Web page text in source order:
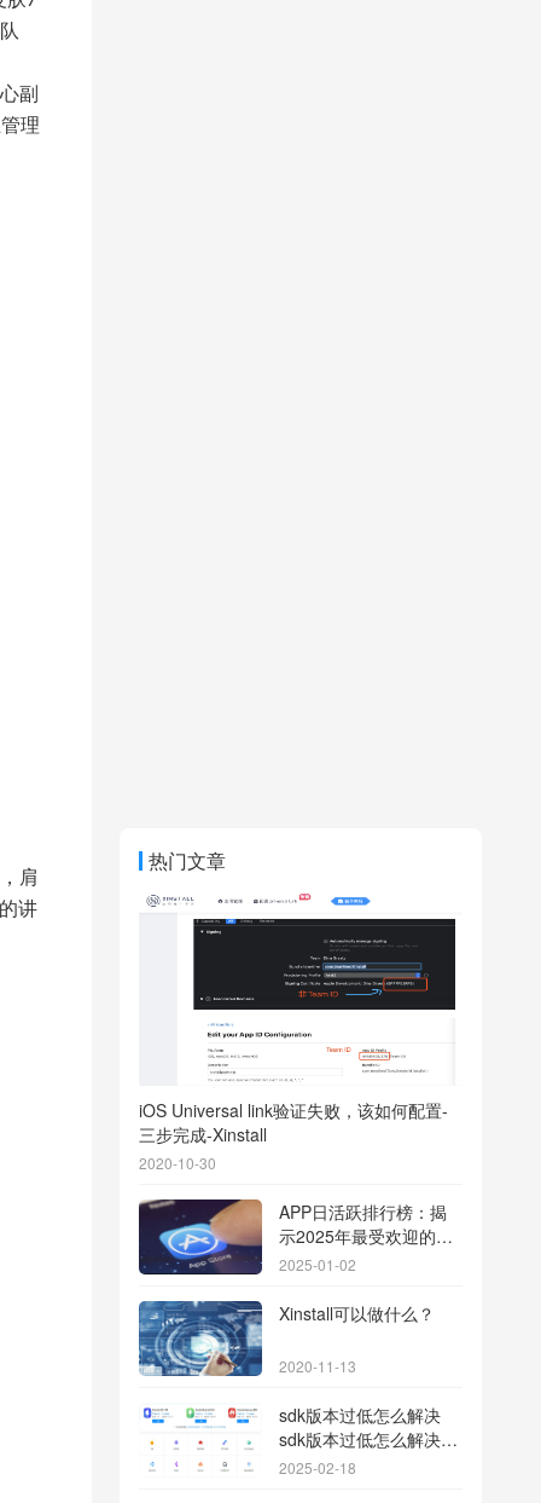
副
理
肩
讲
热门文章
iOS Universal link验证失败，该如何配置-
三步完成-Xinstall
2020-10-30
APP日活跃排行榜：揭
示2025年最受欢迎的应
用背后的秘密
2025-01-02
Xinstall可以做什么？
2020-11-13
sdk版本过低怎么解决
sdk版本过低怎么解决华
为
2025-02-18